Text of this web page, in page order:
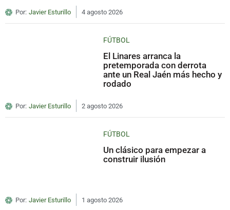
Por: Javier Esturillo 4 agosto 2026
FÚTBOL
El Linares arranca la
pretemporada con derrota
ante un Real Jaén más hecho y
rodado
Por: Javier Esturillo 2 agosto 2026
FÚTBOL
Un clásico para empezar a
construir ilusión
Por: Javier Esturillo 1 agosto 2026